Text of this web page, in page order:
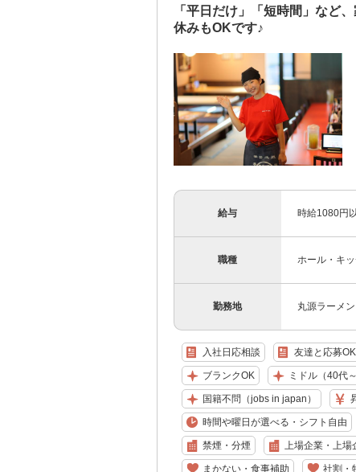
「平日だけ」「短時間」など
休みもOKです♪
給与 時給1080円
職種 ホール・キ
勤務地 丸源ラーメ
入社日応相談 友達と応募OK
ブランクOK ミドル（40代
国籍不問（jobs in japan）
時間や曜日が選べる・シフト自由
禁煙・分煙 上場企業・上場
まかない・食事補助 社割・